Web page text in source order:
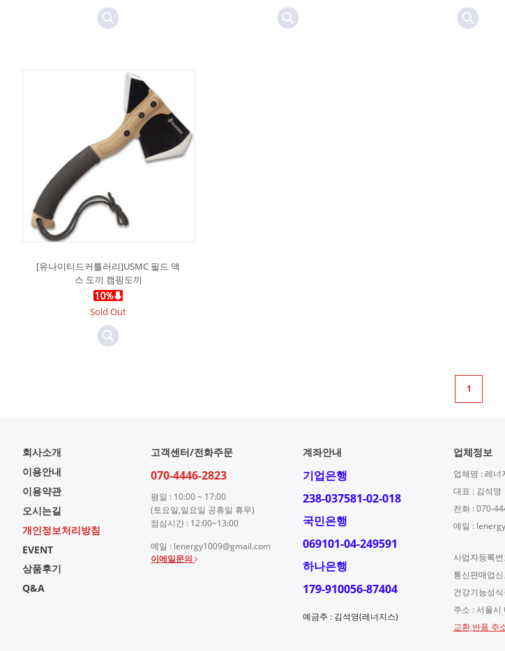
[유나이티드커틀러리]USMC 필드 액
스 도끼 캠핑도끼
Sold Out
1
회사소개
이용안내
이용약관
오시는길
개인정보처리방침
EVENT
상품후기
Q&A
고객센터/전화주문
070-4446-2823
평일 : 10:00 ~ 17:00
(토요일,일요일 공휴일 휴무)
점심시간 : 12:00~13:00
메일 : lenergy1009@gmail.com
이메일문의
계좌안내
기업은행
238-037581-02-018
국민은행
069101-04-249591
하나은행
179-910056-87404
예금주 : 김석영(레너지스)
업체정보
업체명 : 레너
대표 : 김석영
전화 : 070-
메일 :
사업자등록
통신판매업
건강기능성
주소 : 서울
교환,반품 주